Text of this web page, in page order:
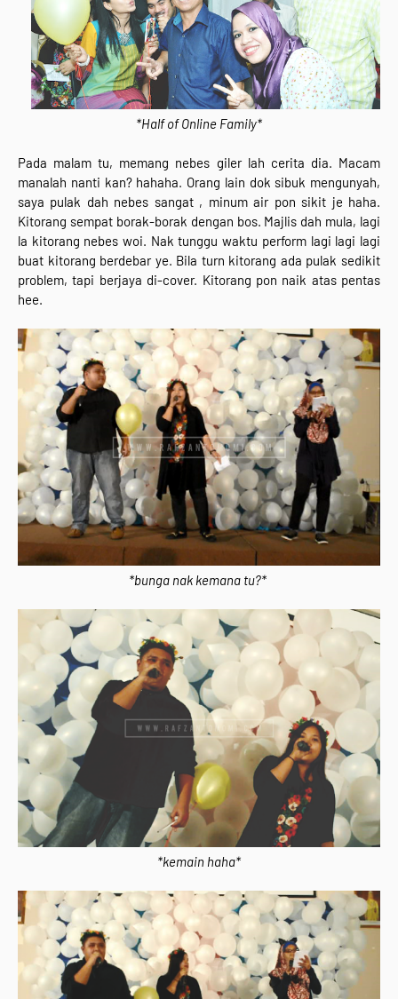
*Half of Online Family*
Pada malam tu, memang nebes giler lah cerita dia. Macam
manalah nanti kan? hahaha. Orang lain dok sibuk mengunyah,
saya pulak dah nebes sangat , minum air pon sikit je haha.
Kitorang sempat borak-borak dengan bos. Majlis dah mula, lagi
la kitorang nebes woi. Nak tunggu waktu perform lagi lagi lagi
buat kitorang berdebar ye. Bila turn kitorang ada pulak sedikit
problem, tapi berjaya di-cover. Kitorang pon naik atas pentas
hee.
*bunga nak kemana tu?*
*kemain haha*